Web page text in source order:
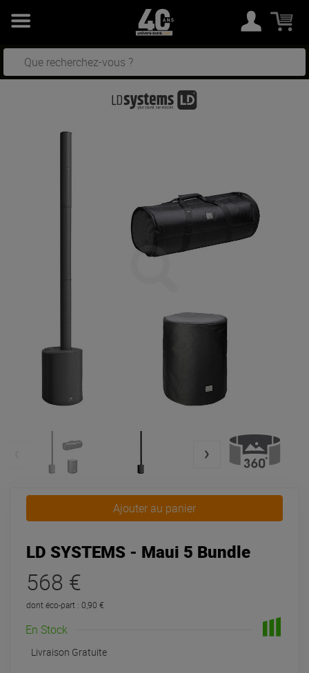
Ajouter au panier
LD SYSTEMS - Maui 5 Bundle
568 €
dont éco-part : 0,90 €
En Stock
Livraison Gratuite